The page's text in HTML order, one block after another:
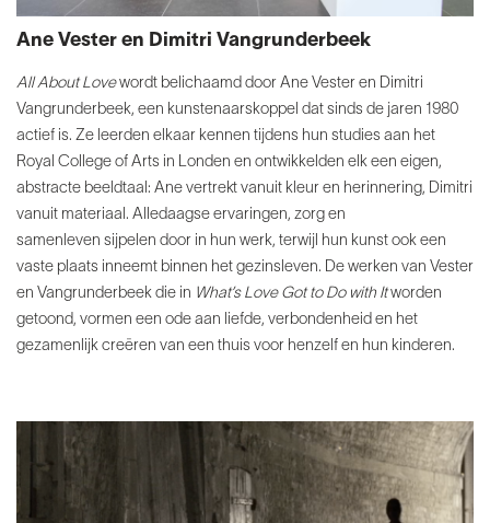
Ane Vester en Dimitri Vangrunderbeek
All About Lovewordt belichaamd door Ane Vester en Dimitri
Vangrunderbeek, een kunstenaarskoppel dat sinds de jaren 1980
actief is. Ze leerden elkaar kennen tijdens hun studies aan het
Royal College of Arts in Londen en ontwikkelden elk een eigen,
abstracte beeldtaal: Ane vertrekt vanuit kleur en herinnering, Dimitri
vanuit materiaal. Alledaagse ervaringen, zorg en
samenleven sijpelen door in hun werk, terwijl hun kunst ook een
vaste plaats inneemt binnen het gezinsleven. De werken van Vester
en Vangrunderbeek die in What’s Love Got to Do with Itworden
getoond, vormen een ode aan liefde, verbondenheid en het
gezamenlijk creëren van een thuis voor henzelf en hun kinderen.